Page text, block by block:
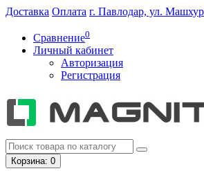
Доставка Оплата г. Павлодар, ул.
Сравнение0
Личный кабинет
Авторизация
Регистрация
Корзина: 0